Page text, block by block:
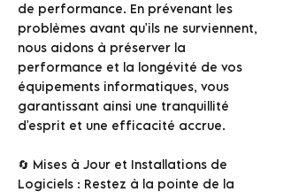
de performance. En prévenant les
problèmes avant qu'ils ne surviennent,
nous aidons à préserver la
performance et la longévité de vos
équipements informatiques, vous
garantissant ainsi une tranquillité
d'esprit et une efficacité accrue.
🔄 Mises à Jour et Installations de
Logiciels : Restez à la pointe de la